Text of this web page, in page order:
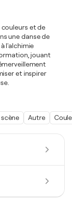
et de
une danse de
l'alchimie
jouant
et inspirer
scène Autre